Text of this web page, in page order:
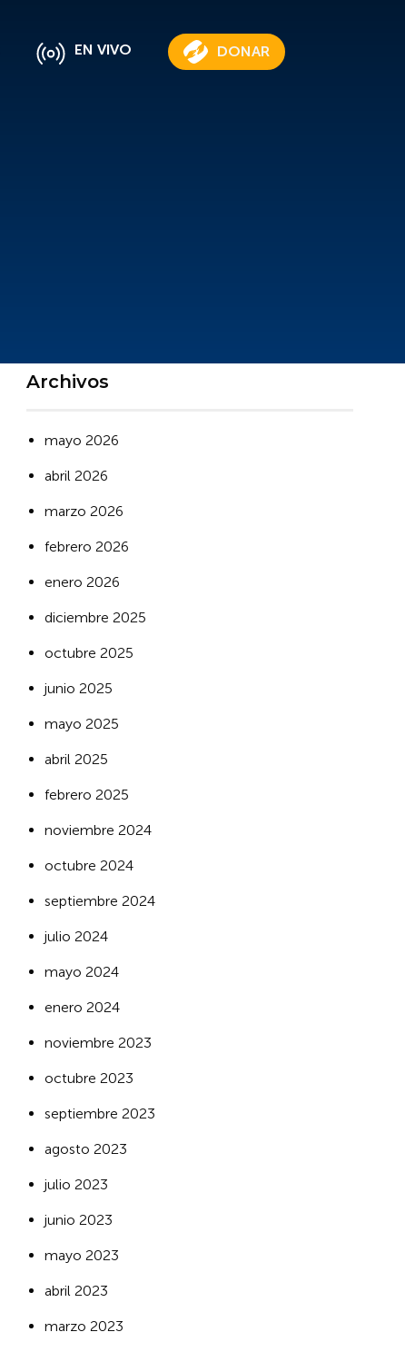
EN VIVO DONAR
Archivos
mayo 2026
abril 2026
marzo 2026
febrero 2026
enero 2026
diciembre 2025
octubre 2025
junio 2025
mayo 2025
abril 2025
febrero 2025
noviembre 2024
octubre 2024
septiembre 2024
julio 2024
mayo 2024
enero 2024
noviembre 2023
octubre 2023
septiembre 2023
agosto 2023
julio 2023
junio 2023
mayo 2023
abril 2023
marzo 2023